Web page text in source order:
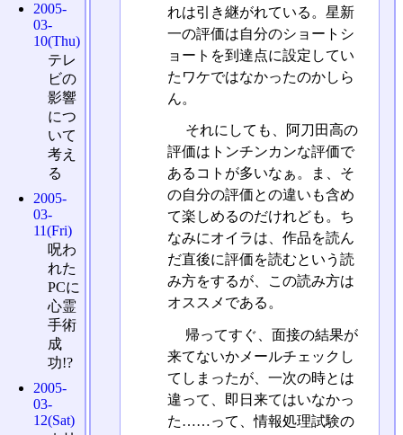
れは引き継がれている。星新
一の評価は自分のショートシ
ョートを到達点に設定してい
たワケではなかったのかしら
ん。
それにしても、阿刀田高の
評価はトンチンカンな評価で
あるコトが多いなぁ。ま、そ
の自分の評価との違いも含め
て楽しめるのだけれども。ち
なみにオイラは、作品を読ん
だ直後に評価を読むという読
み方をするが、この読み方は
オススメである。
帰ってすぐ、面接の結果が
来てないかメールチェックし
てしまったが、一次の時とは
違って、即日来てはいなかっ
た……って、情報処理試験の
2005-
03-
10(Thu)
テレ
ビの
影響
につ
いて
考え
る
2005-
03-
11(Fri)
呪わ
れた
PCに
心霊
手術
成
功!?
2005-
03-
12(Sat)